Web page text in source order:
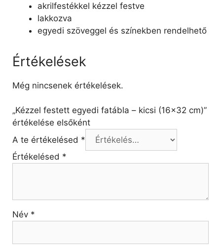
akrilfestékkel kézzel festve
lakkozva
egyedi szöveggel és színekben rendelhető
Értékelések
Még nincsenek értékelések.
„Kézzel festett egyedi fatábla – kicsi (16×32 cm)”
értékelése elsőként
A te értékelésed *
Értékelésed *
Név *